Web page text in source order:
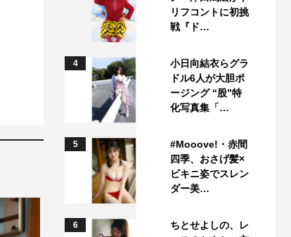
リフコントに初挑
戦『ド…
4
小日向結衣らグラ
ドル6人が大胆ポ
ージング “股”特
化写真集「…
5
#Mooove!・赤間
四季、おさげ髪×
ビキニ姿でスレン
ダー美…
6
ちとせよしの、レ